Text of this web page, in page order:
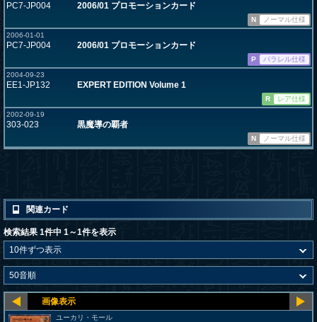
PC7-JP004 2006/01 プロモーションカード
N
ノーマル仕様
2006-01-01
PC7-JP004 2006/01 プロモーションカード
P
パラレル仕様
2004-09-23
EE1-JP132 EXPERT EDITION Volume 1
R
レア仕様
2002-09-19
303-023 黒魔導の覇者
N ノーマル仕様
関連カード
検索結果 1件中 1～1件を表示
ユーカリ・モール